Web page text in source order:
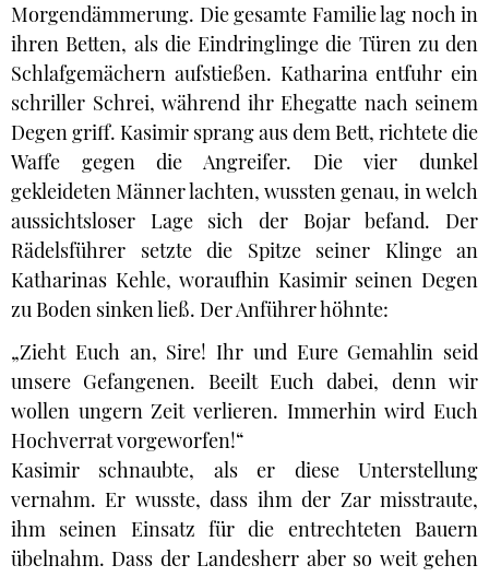
Morgendämmerung. Die gesamte Familie lag noch in
ihren Betten, als die Eindringlinge die Türen zu den
Schlafgemächern aufstießen. Katharina entfuhr ein
schriller Schrei, während ihr Ehegatte nach seinem
Degen griff. Kasimir sprang aus dem Bett, richtete die
Waffe gegen die Angreifer. Die vier dunkel
gekleideten Männer lachten, wussten genau, in welch
aussichtsloser Lage sich der Bojar befand. Der
Rädelsführer setzte die Spitze seiner Klinge an
Katharinas Kehle, woraufhin Kasimir seinen Degen
zu Boden sinken ließ. Der Anführer höhnte:
„Zieht Euch an, Sire! Ihr und Eure Gemahlin seid
unsere Gefangenen. Beeilt Euch dabei, denn wir
wollen ungern Zeit verlieren. Immerhin wird Euch
Hochverrat vorgeworfen!“
Kasimir schnaubte, als er diese Unterstellung
vernahm. Er wusste, dass ihm der Zar misstraute,
ihm seinen Einsatz für die entrechteten Bauern
übelnahm. Dass der Landesherr aber so weit gehen